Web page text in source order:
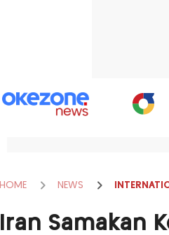
HOME NEWS
Iran Samakan